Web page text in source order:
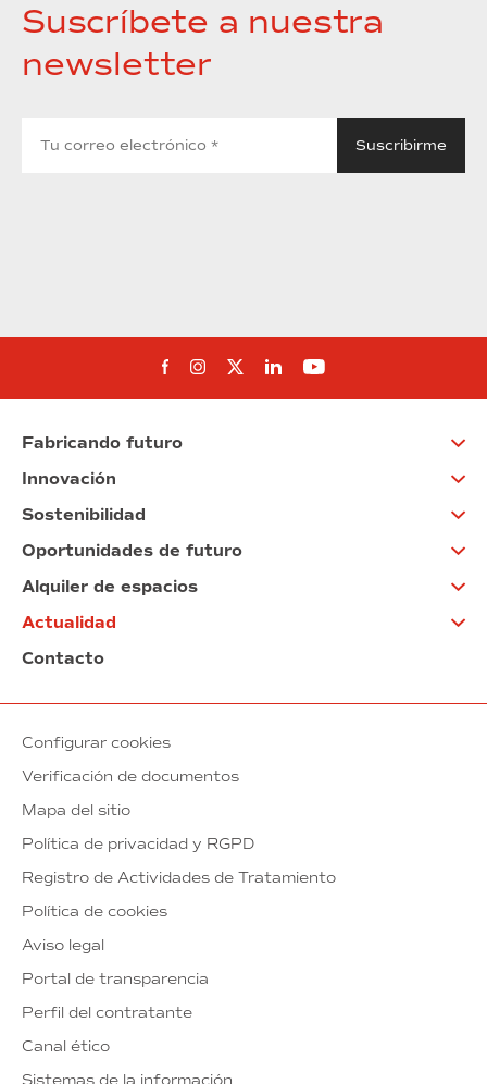
Suscríbete a nuestra
newsletter
Síguenos en Facebook
Síguenos en Instagram
Síguenos en Twitter
Síguenos en Linkedin
Síguenos en
Fabricando futuro
Innovación
Sostenibilidad
Oportunidades de futuro
Alquiler de espacios
Actualidad
Contacto
Configurar cookies
Verificación de documentos
Mapa del sitio
Política de privacidad y RGPD
Registro de Actividades de Tratamiento
Política de cookies
Aviso legal
Portal de transparencia
Perfil del contratante
Canal ético